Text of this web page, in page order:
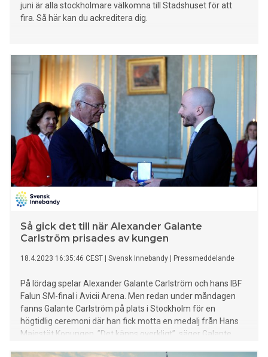
juni är alla stockholmare välkomna till Stadshuset för att
fira. Så här kan du ackreditera dig.
Så gick det till när Alexander Galante
Carlström prisades av kungen
18.4.2023 16:35:46 CEST Svensk Innebandy Pressmeddelande
På lördag spelar Alexander Galante Carlström och hans IBF
Falun SM-final i Avicii Arena. Men redan under måndagen
fanns Galante Carlström på plats i Stockholm för en
högtidlig ceremoni där han fick motta en medalj från Hans
Majestät Konungen. ”Det känns overkligt”, säger Galante